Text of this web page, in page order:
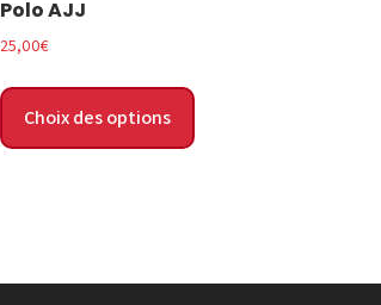
Polo AJJ
25,00€
Choix des options
a
peuvent